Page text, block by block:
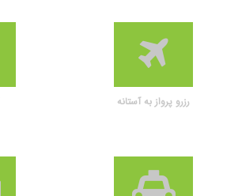
رزرو پرواز به آستانه